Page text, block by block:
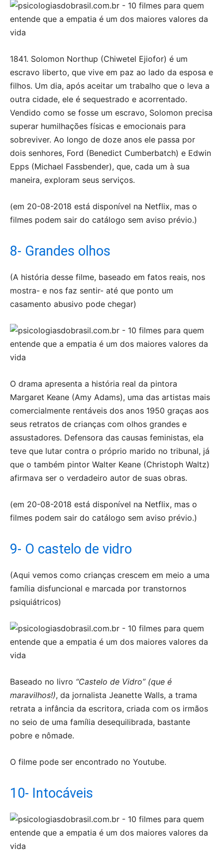
1841. Solomon Northup (Chiwetel Ejiofor) é um
escravo liberto, que vive em paz ao lado da esposa e
filhos. Um dia, após aceitar um trabalho que o leva a
outra cidade, ele é sequestrado e acorrentado.
Vendido como se fosse um escravo, Solomon precisa
superar humilhações físicas e emocionais para
sobreviver. Ao longo de doze anos ele passa por
dois senhores, Ford (Benedict Cumberbatch) e Edwin
Epps (Michael Fassbender), que, cada um à sua
maneira, exploram seus serviços.
(em 20-08-2018 está disponível na Netflix, mas o
filmes podem sair do catálogo sem aviso prévio.)
8- Grandes olhos
(A história desse filme, baseado em fatos reais, nos
mostra- e nos faz sentir- até que ponto um
casamento abusivo pode chegar)
O drama apresenta a história real da pintora
Margaret Keane (Amy Adams), uma das artistas mais
comercialmente rentáveis dos anos 1950 graças aos
seus retratos de crianças com olhos grandes e
assustadores. Defensora das causas feministas, ela
teve que lutar contra o próprio marido no tribunal, já
que o também pintor Walter Keane (Christoph Waltz)
afirmava ser o verdadeiro autor de suas obras.
(em 20-08-2018 está disponível na Netflix, mas o
filmes podem sair do catálogo sem aviso prévio.)
9- O castelo de vidro
(Aqui vemos como crianças crescem em meio a uma
família disfuncional e marcada por transtornos
psiquiátricos)
Baseado no livro “Castelo de Vidro” (que é
maravilhos!), da jornalista Jeanette Walls, a trama
retrata a infância da escritora, criada com os irmãos
no seio de uma família desequilibrada, bastante
pobre e nômade.
O filme pode ser encontrado no Youtube.
10- Intocáveis